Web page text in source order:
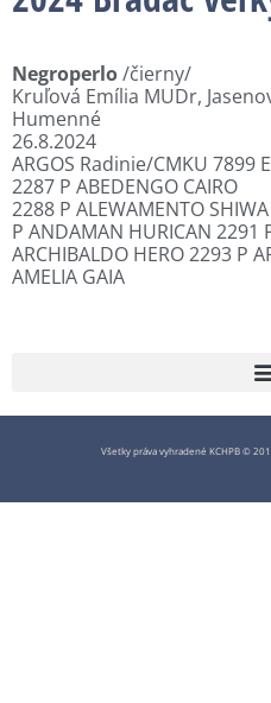
Negroperlo/čierny/
Kruľová Emília MUDr,
Humenné
26.8.2024
ARGOS Radinie/CMKU 7899
2287 P ABEDENGO CAIRO
2288 P ALEWAMENTO
P ANDAMAN HURICAN 2291
ARCHIBALDO HERO 2293 P
AMELIA GAIA
Všetky práva vyhradené KCHPB ©